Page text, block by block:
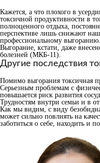
Кажется, а что плохого в
токсичной продуктивности в
полноценного отдыха,
перспективе лишь снижают
профессиональному выгоранию.
Выгорание, кстати, даже
болезней (МКБ-11).
Другие последствия
Помимо выгорания токсичная
Серьезным проблемам с
повышается риск развития
Трудностям внутри семьи и в
Как мы видим, с виду
может сильно повлиять на
заботиться о себе, находить и